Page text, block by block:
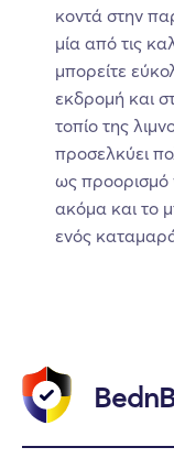
κοντά στην
μία από τις
μπορείτε
εκδρομή και
τοπίο της
προσελκύει
ως προορισμό
ακόμα και το
ενός